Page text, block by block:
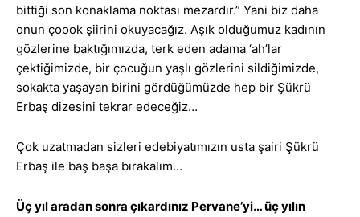
bittiği son konaklama noktası mezardır.” Yani biz daha
onun çoook şiirini okuyacağız. Aşık olduğumuz kadının
gözlerine baktığımızda, terk eden adama ‘ah’lar
çektiğimizde, bir çocuğun yaşlı gözlerini sildiğimizde,
sokakta yaşayan birini gördüğümüzde hep bir Şükrü
Erbaş dizesini tekrar edeceğiz…
Çok uzatmadan sizleri edebiyatımızın usta şairi Şükrü
Erbaş ile baş başa bırakalım…
Üç yıl aradan sonra çıkardınız Pervane’yi… üç yılın